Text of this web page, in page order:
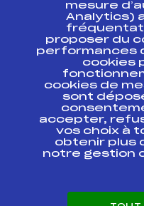
Ressources
Pass’Neige
Projet sportif
Projet de
Antidopage
Pôle
Scientifique
Listes
Pôle vie de
Enseignement
mesure
Analytics)
proposer du
performances
cookies
cookies de
sont
accepter,
vos choix à
obtenir plus
notre gestion